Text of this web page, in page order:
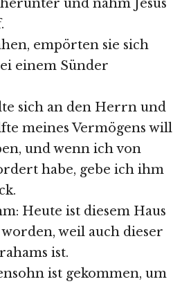
und nahm Jesus
empörten sie sich
einem Sünder
sich an den Herrn und
meines Vermögens will
und wenn ich von
habe, gebe ich ihm
Heute ist diesem Haus
weil auch dieser
ist.
ist gekommen, um